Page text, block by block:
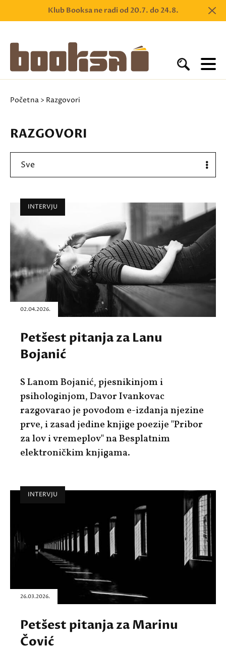
Klub Booksa ne radi od 20.7. do 24.8.
Početna > Razgovori
RAZGOVORI
Sve
INTERVJU
02.04.2026.
Petšest pitanja za Lanu
Bojanić
S Lanom Bojanić, pjesnikinjom i
psihologinjom, Davor Ivankovac
razgovarao je povodom e-izdanja njezine
prve, i zasad jedine knjige poezije "Pribor
za lov i vremeplov" na Besplatnim
elektroničkim knjigama.
INTERVJU
26.03.2026.
Petšest pitanja za Marinu
Čović